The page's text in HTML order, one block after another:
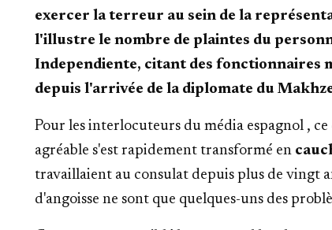
exercer la terreur au sein de la
l'illustre le nombre de plaintes du
Independiente, citant des fonctionnaires
depuis l'arrivée de la diplomate du
Pour les interlocuteurs du média espagnol ,
agréable s'est rapidement transformé en
travaillaient au consulat depuis plus de vingt
d'angoisse ne sont que quelques-uns des